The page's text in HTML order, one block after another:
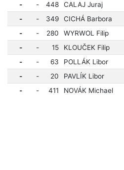
-
- 448 CALAJ Juraj
-
- 349 CICHÁ Barbora
-
- 280 WYRWOL Filip
-
- 15 KLOUČEK Filip
-
- 63 POLLÁK Libor
-
- 20 PAVLÍK Libor
-
- 411 NOVÁK Michael